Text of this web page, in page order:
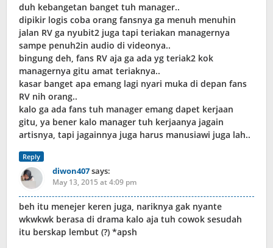
duh kebangetan banget tuh manager..
dipikir logis coba orang fansnya ga menuh menuhin
jalan RV ga nyubit2 juga tapi teriakan managernya
sampe penuh2in audio di videonya..
bingung deh, fans RV aja ga ada yg teriak2 kok
managernya gitu amat teriaknya..
kasar banget apa emang lagi nyari muka di depan fans
RV nih orang..
kalo ga ada fans tuh manager emang dapet kerjaan
gitu, ya bener kalo manager tuh kerjaanya jagain
artisnya, tapi jagainnya juga harus manusiawi juga lah..
Reply
diwon407says:
May 13, 2015 at 4:09 pm
beh itu menejer keren juga, nariknya gak nyante
wkwkwk berasa di drama kalo aja tuh cowok sesudah
itu berskap lembut (?) *apsh